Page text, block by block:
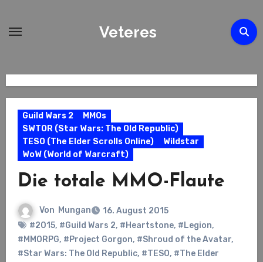
Veteres
Guild Wars 2
MMOs
SWTOR (Star Wars: The Old Republic)
TESO (The Elder Scrolls Online)
Wildstar
WoW (World of Warcraft)
Die totale MMO-Flaute
Von Mungan
16. August 2015
#2015, #Guild Wars 2, #Heartstone, #Legion,
#MMORPG, #Project Gorgon, #Shroud of the Avatar,
#Star Wars: The Old Republic, #TESO, #The Elder